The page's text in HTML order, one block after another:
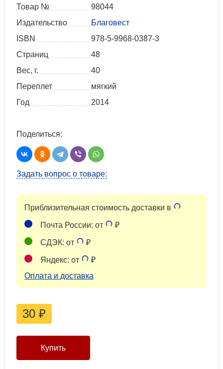
Товар №
98044
Издательство
Благовест
ISBN
978-5-9968-0387-3
Страниц
48
Вес, г.
40
Переплет
мягкий
Год
2014
Поделиться:
Задать вопрос о товаре:
Приблизительная стоимость доставки в
Почта России: от ₽
СДЭК: от ₽
Яндекс: от
₽
Оплата и доставка
30 ₽